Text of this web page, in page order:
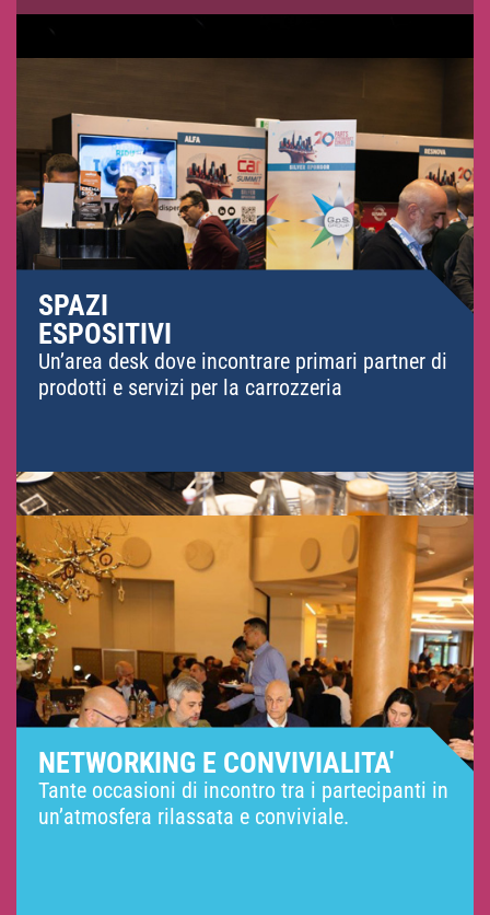
SPAZI
ESPOSITIVI
Un’area desk dove incontrare primari partner di
prodotti e servizi per la carrozzeria
NETWORKING E CONVIVIALITA'
Tante occasioni di incontro tra i partecipanti in
un’atmosfera rilassata e conviviale.